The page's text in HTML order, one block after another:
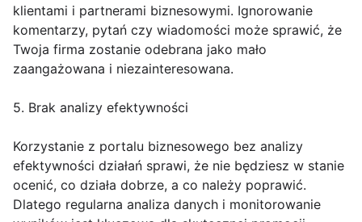
klientami i partnerami biznesowymi. Ignorowanie
komentarzy, pytań czy wiadomości może sprawić, że
Twoja firma zostanie odebrana jako mało
zaangażowana i niezainteresowana.
5. Brak analizy efektywności
Korzystanie z portalu biznesowego bez analizy
efektywności działań sprawi, że nie będziesz w stanie
ocenić, co działa dobrze, a co należy poprawić.
Dlatego regularna analiza danych i monitorowanie